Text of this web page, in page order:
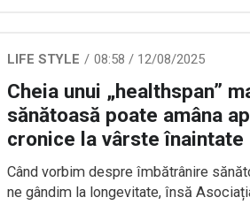
LIFE STYLE 08:58 / 12/08/2025
Cheia unui „healthspan”
sănătoasă poate amâna
cronice la vârste înaintate
Când vorbim despre îmbătrânire
ne gândim la longevitate, însă